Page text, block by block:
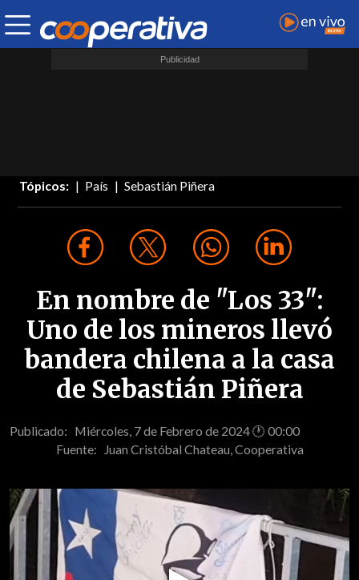
Tópicos: País Sebastián Piñera
En nombre de "Los 33":
Uno de los mineros llevó
bandera chilena a la casa
de Sebastián Piñera
Publicado: Miércoles, 7 de Febrero de 2024 🕐 00:00
Fuente:
Juan Cristóbal Chateau, Cooperativa